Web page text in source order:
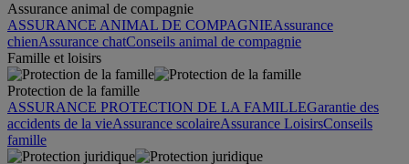
Assurance animal de compagnie
ASSURANCE ANIMAL DE COMPAGNIEAssurance
chienAssurance chatConseils animal de compagnie
Famille et loisirs
Protection de la famille
ASSURANCE PROTECTION DE LA FAMILLEGarantie des
accidents de la vieAssurance scolaireAssurance LoisirsConseils
famille